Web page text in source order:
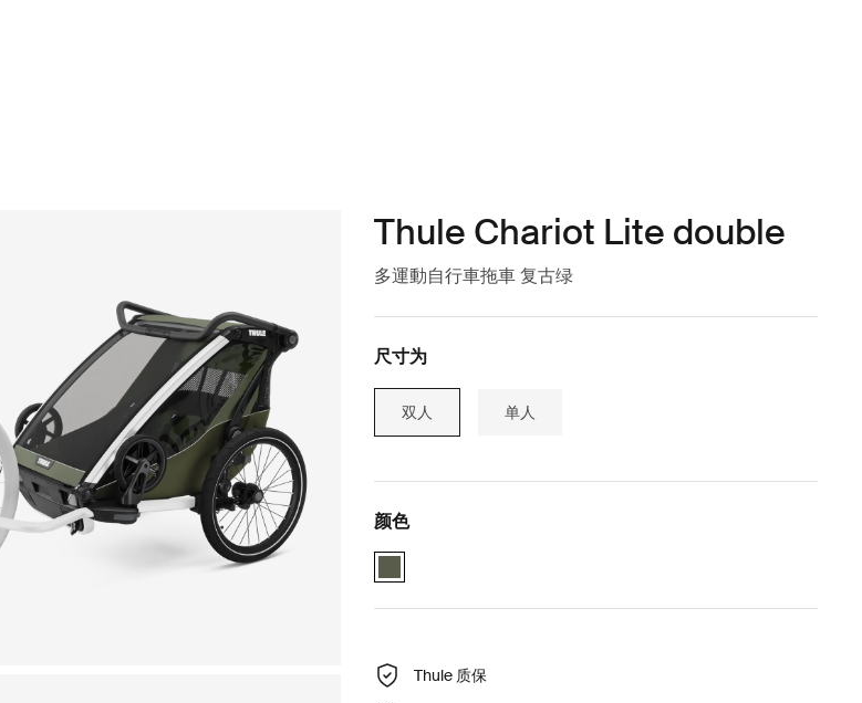
Thule Chariot Lite double
多運動自行車拖車 复古绿
尺寸为
双人 单人
颜色
Thule Chariot Lite 复古绿 (selected)
Thule 质保